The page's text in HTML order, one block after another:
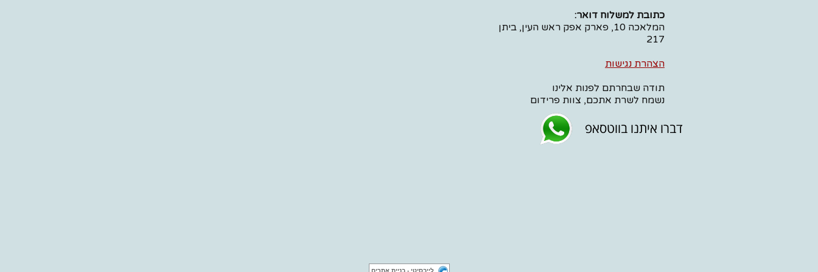
כתובת למשלוח דואר:
המלאכה 10, פארק אפק ראש העין, ביתן
217
הצהרת נגישות
תודה שבחרתם לפנות אלינו
נשמח לשרת אתכם, צוות פרידום
דברו איתנו בווטסאפ
לייבסיטי - בניית אתרים